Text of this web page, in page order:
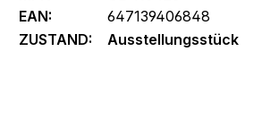
EAN:
647139406848
ZUSTAND:
Ausstellungsstück